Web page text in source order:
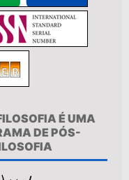
É UMA
DE PÓS-